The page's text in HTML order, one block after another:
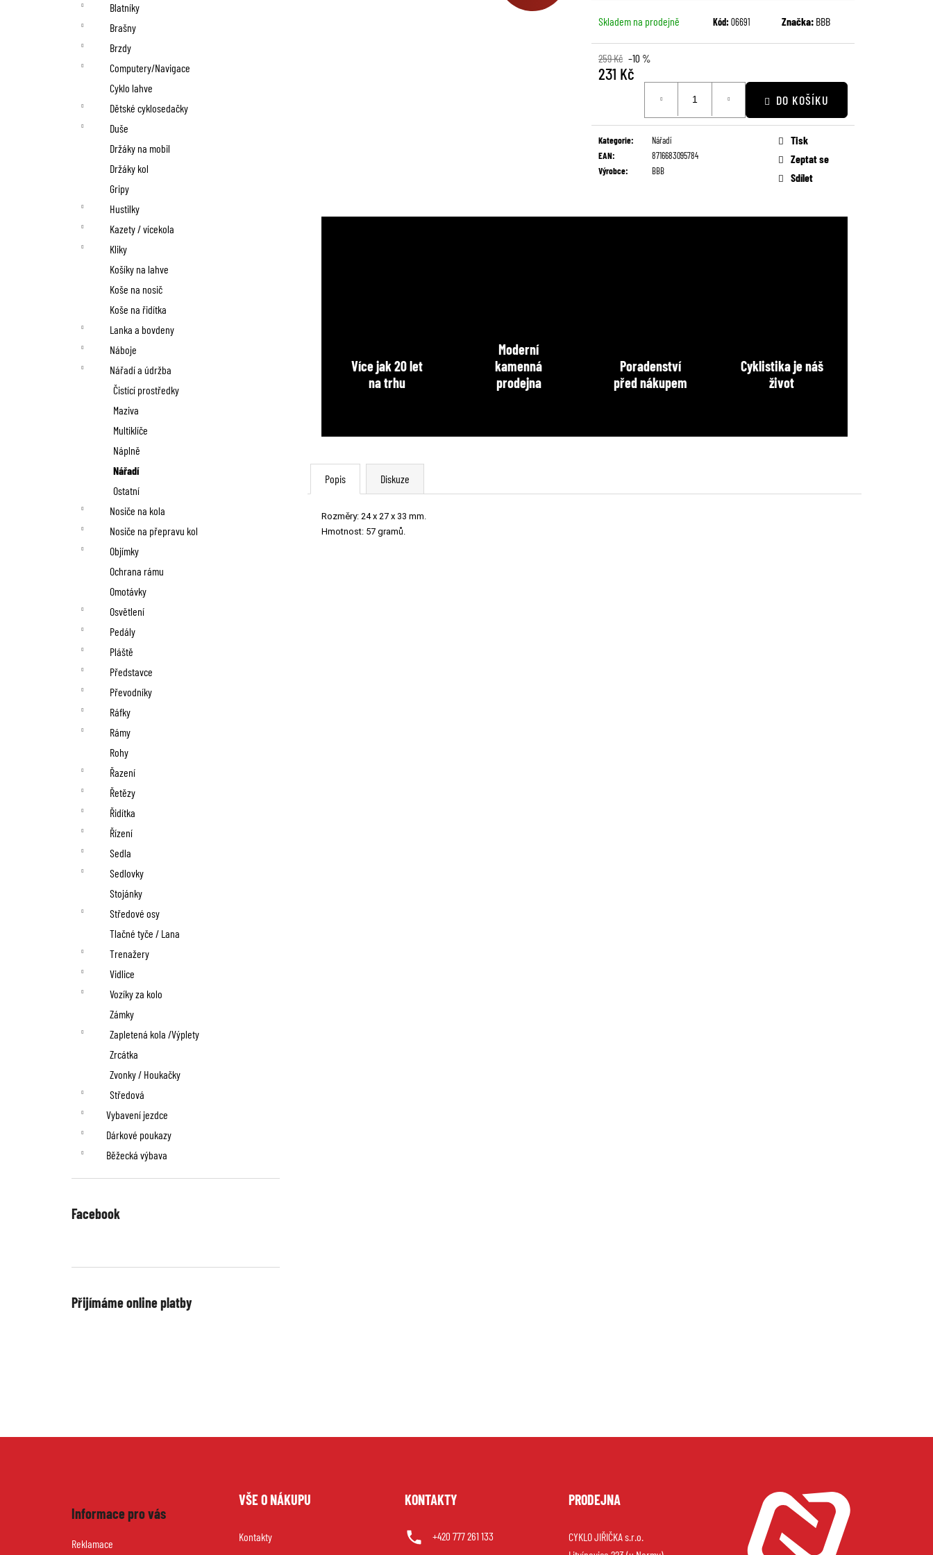
Blatníky
Brašny
Brzdy
Computery/Navigace
Cyklo lahve
Dětské cyklosedačky
Duše
Držáky na mobil
Držáky kol
Gripy
Hustilky
Kazety / vícekola
Kliky
Košíky na lahve
Koše na nosič
Koše na řidítka
Lanka a bovdeny
Náboje
Nářadí a údržba
Čistící prostředky
Maziva
Multiklíče
Náplně
Nářadí
Ostatní
Nosiče na kola
Nosiče na přepravu kol
Objímky
Ochrana rámu
Omotávky
Osvětlení
Pedály
Pláště
Představce
Převodníky
Ráfky
Rámy
Rohy
Řazení
Řetězy
Řidítka
Řízení
Sedla
Sedlovky
Stojánky
Středové osy
Tlačné tyče / Lana
Trenažery
Vidlice
Vozíky za kolo
Zámky
Zapletená kola /Výplety
Zrcátka
Zvonky / Houkačky
Středová
Vybavení jezdce
Dárkové poukazy
Běžecká výbava
Facebook
Přijímáme online platby
Skladem na prodejně Kód:06691 Značka: BBB
259 Kč –10 %
231 Kč
DO KOŠÍKU
Kategorie:
Nářadí
EAN:
8716683095784
Výrobce: BBB
Tisk
Zeptat se
Sdílet
Více jak 20 let
na trhu
Moderní
kamenná
prodejna
Poradenství
před nákupem
Cyklistika je náš
život
Popis Diskuze
Rozměry: 24 x 27 x 33 mm.
Hmotnost: 57 gramů.
Informace pro vás
Reklamace
VŠE O NÁKUPU
Kontakty
KONTAKTY
+420 777 261 133
PRODEJNA
CYKLO JIŘIČKA s.r.o.